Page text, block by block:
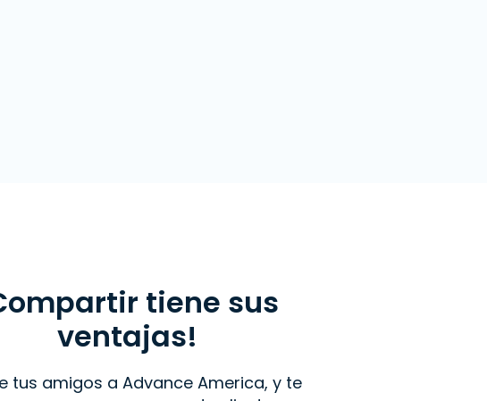
tiene sus
ventajas!
tus amigos a Advance America, y te